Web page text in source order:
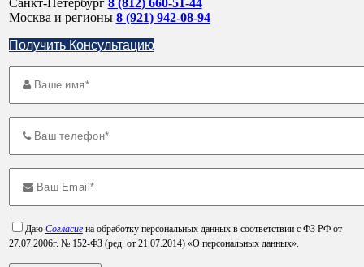
Москва и регионы 8 (921) 942-08-94
Получить Консультацию
Даю Согласиена обработку персональных данных в соответствии с ФЗ РФ от
27.07.2006г. № 152-ФЗ (ред. от 21.07.2014) «О персональных данных».